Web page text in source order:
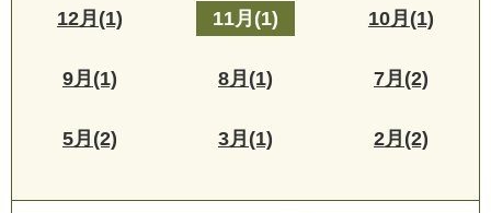
12月(1) 11月(1) 10月(1)
9月(1) 8月(1) 7月(2)
5月(2) 3月(1) 2月(2)